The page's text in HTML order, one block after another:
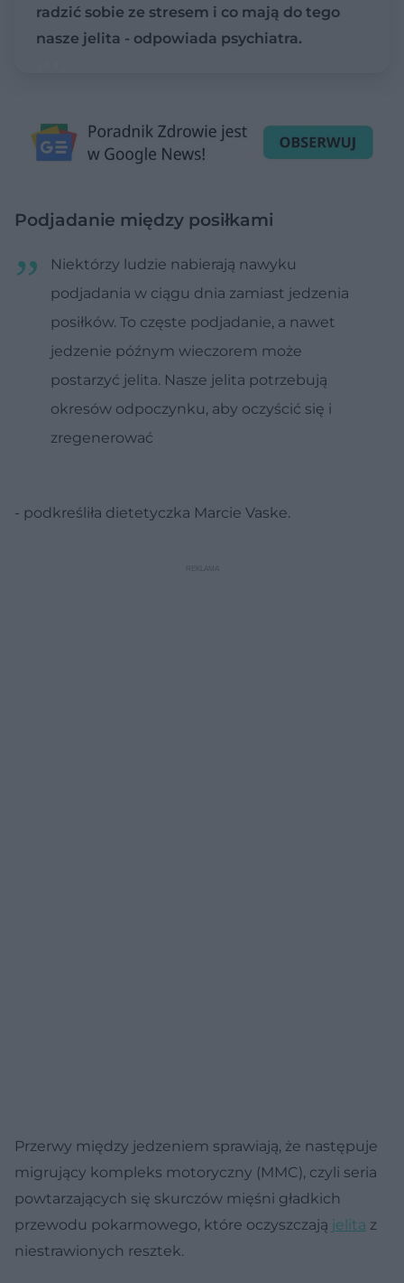
radzić sobie ze stresem i co mają do tego
nasze jelita - odpowiada psychiatra.
Podjadanie między posiłkami
Niektórzy ludzie nabierają nawyku
podjadania w ciągu dnia zamiast jedzenia
posiłków. To częste podjadanie, a nawet
jedzenie późnym wieczorem może
postarzyć jelita. Nasze jelita potrzebują
okresów odpoczynku, aby oczyścić się i
zregenerować
- podkreśliła dietetyczka Marcie Vaske.
Przerwy między jedzeniem sprawiają, że następuje
migrujący kompleks motoryczny (MMC), czyli seria
powtarzających się skurczów mięśni gładkich
przewodu pokarmowego, które oczyszczają jelita z
niestrawionych resztek.